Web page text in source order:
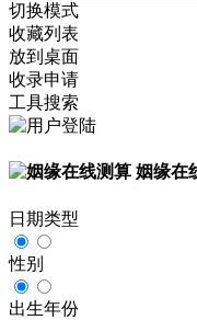
切换模式
收藏列表
放到桌面
收录申请
工具搜索
姻缘在
日期类型
性别
出生年份